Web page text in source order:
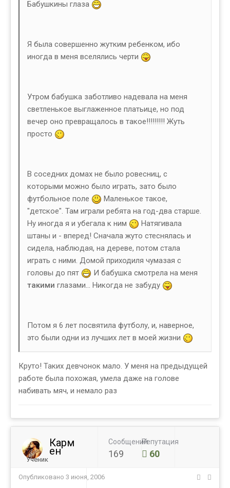
Бабушкины глаза
Я была совершенно жутким ребенком, ибо
иногда в меня вселялись черти
Утром бабушка заботливо надевала на меня
светленькое выглаженное платьице, но под
вечер оно превращалось в такое!!!!!!!!! Жуть
просто
В соседних домах не было ровесниц, с
которыми можно было играть, зато было
футбольное поле
Маленькое такое,
"детское". Там играли ребята на год-два старше.
Ну иногда я и убегала к ним
Натягивала
штаны и - вперед! Сначала жуто стеснялась и
сидела, наблюдая, на дереве, потом стала
играть с ними. Домой приходиля чумазая с
головы до пят
И бабушка смотрела на меня
такими глазами... Никогда не забуду
Потом я 6 лет посвятила футболу, и, наверное,
это были одни из лучших лет в моей жизни
Круто! Таких девчонок мало. У меня на предыдущей
работе была похожая, умела даже на голове
набивать мяч, и немало раз
Карм
ен
Ученик
Сообщений
169
Репутация
60
Опубликовано 3 июня, 2006